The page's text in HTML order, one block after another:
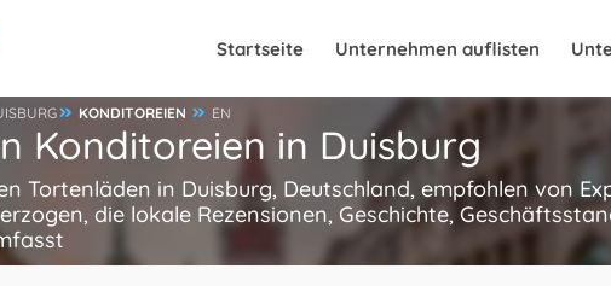
Startseite Unternehmen auflisten
KONDITOREIEN EN
Konditoreien in Duisburg
Tortenläden in Duisburg, Deutschland, empfohlen von
die lokale Rezensionen, Geschichte,